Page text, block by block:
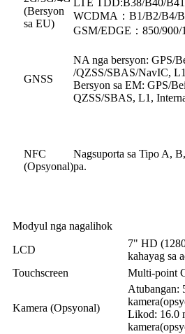
(Bersyon
sa EU)
LTE TDD:B38/B40/B41
WCDMA ： B1/B2/B4/
GSM/EDGE ： 850/
GNSS
NA nga bersyon: GPS/
/QZSS/SBAS/NavIC,
Bersyon sa EM: GPS/
QZSS/SBAS, L1,
NFC
(Opsyonal)
Nagsuporta sa Tipo A,
pa.
Modyul nga nagalihok
LCD
7" HD
kahayag sa
Touchscreen
Multi-point
Kamera (Opsyonal)
Atubangan:
kamera
Likod: 16.0
kamera